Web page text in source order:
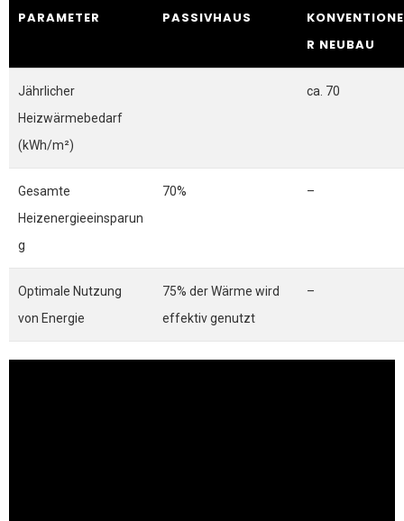
PARAMETER PASSIVHAUS
R NEUBAU
Jährlicher
Heizwärmebedarf
(kWh/m²)
ca. 70
Gesamte
Heizenergieeinsparun
g
70% –
Optimale Nutzung
von Energie
75% der Wärme wird
effektiv genutzt
–